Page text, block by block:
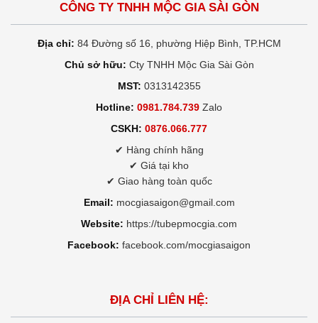
CÔNG TY TNHH MỘC GIA SÀI GÒN
Địa chỉ: 84 Đường số 16, phường Hiệp Bình, TP.HCM
Chủ sở hữu: Cty TNHH Mộc Gia Sài Gòn
MST: 0313142355
Hotline: 0981.784.739 Zalo
CSKH: 0876.066.777
✔ Hàng chính hãng
✔ Giá tại kho
✔ Giao hàng toàn quốc
Email: mocgiasaigon@gmail.com
Website: https://tubepmocgia.com
Facebook: facebook.com/mocgiasaigon
ĐỊA CHỈ LIÊN HỆ: